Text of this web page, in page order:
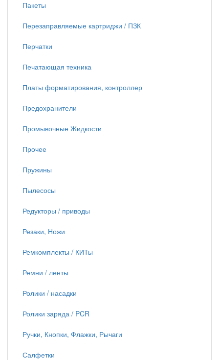
Пакеты
Перезаправляемые картриджи / ПЗК
Перчатки
Печатающая техника
Платы форматирования, контроллер
Предохранители
Промывочные Жидкости
Прочее
Пружины
Пылесосы
Редукторы / приводы
Резаки, Ножи
Ремкомплекты / КИТы
Ремни / ленты
Ролики / насадки
Ролики заряда / PCR
Ручки, Кнопки, Флажки, Рычаги
Салфетки